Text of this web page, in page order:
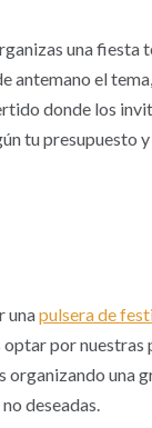
una fiesta
antemano el
donde los
tu
unapulsera de
optar por
organizando una
deseadas.